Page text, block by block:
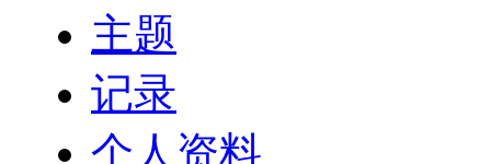
主题
记录
个人资料